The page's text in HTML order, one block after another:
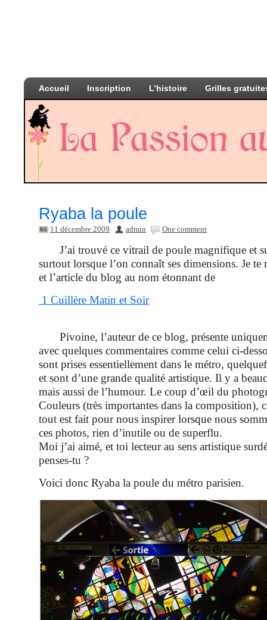
Accueil Inscription L’histoire Grilles
Ryaba la poule
11 décembre 2009 admin One comment
J’ai trouvé ce vitrail de poule magnifique et
surtout lorsque l’on connaît ses dimensions. Je te
et l’article du blog au nom étonnant de
1 Cuillère Matin et Soir
Pivoine, l’auteur de ce blog, présente
avec quelques commentaires comme celui ci-
sont prises essentiellement dans le métro,
et sont d’une grande qualité artistique. Il y a
mais aussi de l’humour. Le coup d’œil du
Couleurs (très importantes dans la composition),
tout est fait pour nous inspirer lorsque nous
ces photos, rien d’inutile ou de superflu.
Moi j’ai aimé, et toi lecteur au sens artistique
penses-tu ?
Voici donc Ryaba la poule du métro parisien.